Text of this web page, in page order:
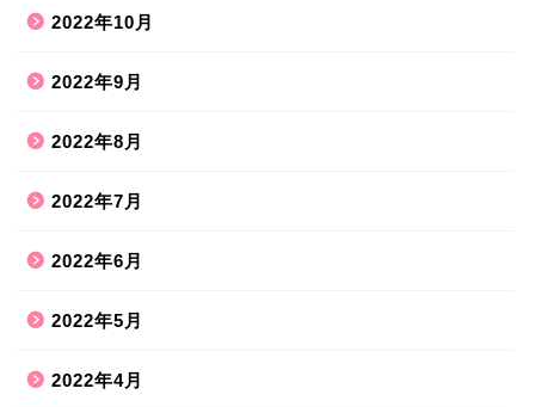
2022年10月
2022年9月
2022年8月
2022年7月
2022年6月
2022年5月
2022年4月